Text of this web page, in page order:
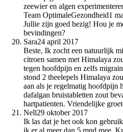
zeewier en algen
Team OptimaleGezondheid1
Jullie zijn goed bezig! Hou je
bevindingen?
Sara24 april 2017
Beste, Ik zocht een natuurlijk
citroen samen met Himalaya
tegen hoofdpijn en zelfs
stond 2 theelepels Himalaya
aan als je regelmatig hoofdpijn
dafalgan bruistabletten zout
hartpatienten. Vriendelijke
Nell29 oktober 2017
Ik las dat je het ook kon
ik er al meer dan 5 mnd mee.